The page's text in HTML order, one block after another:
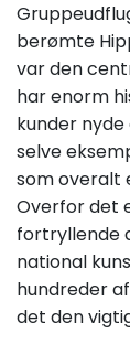
berømte
var den
har enorm
kunder
selve
som overalt
Overfor det
fortryllende
national
hundreder
det den